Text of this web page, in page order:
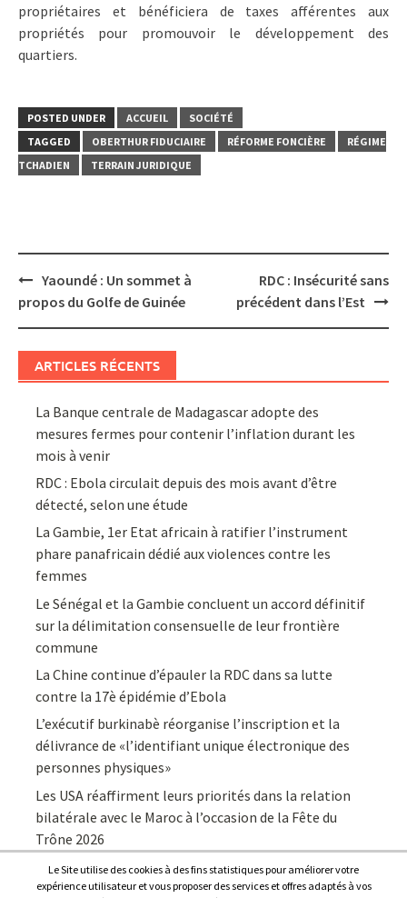
propriétaires et bénéficiera de taxes afférentes aux
propriétés pour promouvoir le développement des
quartiers.
POSTED UNDER ACCUEIL
SOCIÉTÉ
TAGGED
OBERTHUR FIDUCIAIRE RÉFORME FONCIÈRE
RÉGIME
TCHADIEN
TERRAIN JURIDIQUE
Post
navigation
Yaoundé : Un sommet à
propos du Golfe de Guinée
RDC : Insécurité sans
précédent dans l’Est
ARTICLES RÉCENTS
La Banque centrale de Madagascar adopte des
mesures fermes pour contenir l’inflation durant les
mois à venir
RDC : Ebola circulait depuis des mois avant d’être
détecté, selon une étude
La Gambie, 1er Etat africain à ratifier l’instrument
phare panafricain dédié aux violences contre les
femmes
Le Sénégal et la Gambie concluent un accord définitif
sur la délimitation consensuelle de leur frontière
commune
La Chine continue d’épauler la RDC dans sa lutte
contre la 17è épidémie d’Ebola
L’exécutif burkinabè réorganise l’inscription et la
délivrance de «l’identifiant unique électronique des
personnes physiques»
Les USA réaffirment leurs priorités dans la relation
bilatérale avec le Maroc à l’occasion de la Fête du
Trône 2026
Le Site utilise des cookies à des fins statistiques pour améliorer votre
expérience utilisateur et vous proposer des services et offres adaptés à vos